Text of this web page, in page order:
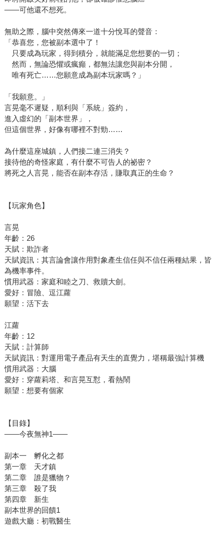
——可他還不想死。
無助之際，腦中突然傳來一道十分悅耳的聲音：
「恭喜您，您被副本選中了！
只要成為玩家，得到積分，就能滿足您想要的一切；
然而，無論恐懼或瘋癲，都無法讓您與副本分開，
唯有死亡……您願意成為副本玩家嗎？」
「我願意。」
言晃毫不遲疑，順利與「系統」簽約，
進入虛幻的「副本世界」，
但這個世界，好像有哪裡不對勁……
為什麼這座城鎮，人們接二連三消失？
接待他的奇怪家庭，有什麼不可告人的祕密？
將死之人言晃，能否在副本存活，賺取真正的生命？
【玩家角色】
言晃
年齡：26
天賦：欺詐者
天賦資訊：其言論會讓作用對象產生信任與不信任兩種結果，皆
為機率事件。
慣用武器：家庭和睦之刀、救贖大劍。
愛好：冒險、逗江蘿
願望：活下去
江蘿
年齡：12
天賦：計算師
天賦資訊：對運用電子產品有天生的直覺力，堪稱最強計算機
慣用武器：大腦
愛好：穿蘿莉塔、和言晃互懟，看熱鬧
願望：想要有個家
【目錄】
——今夜無神1——
副本一 孵化之都
第一章 天才鎮
第二章 誰是獵物？
第三章 殺了我
第四章 新生
副本世界的回饋1
遊戲大廳：初戰醫生